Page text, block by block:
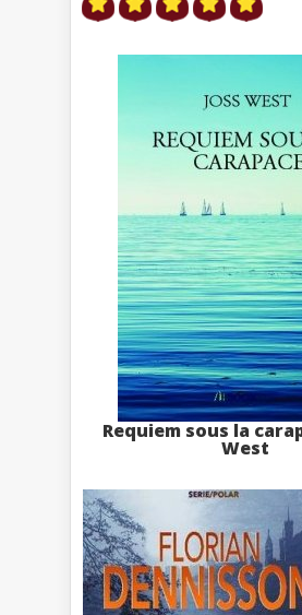
Requiem sous la
West